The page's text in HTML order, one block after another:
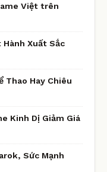
Việt trên
Xuất Sắc
Thao Hay Chiêu
Kinh Dị Giảm Giá
Sức Mạnh